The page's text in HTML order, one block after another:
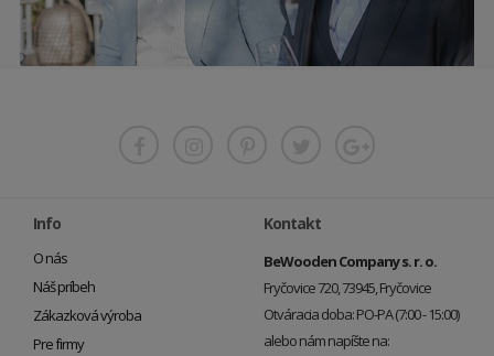
Info
O nás
Náš príbeh
Zákazková výroba
Pre firmy
Kontakt
BeWooden Company s. r. o.
Fryčovice 720, 73945, Fryčovice
Otváracia doba: PO-PA (7:00 - 15:00)
alebo nám napíšte na: